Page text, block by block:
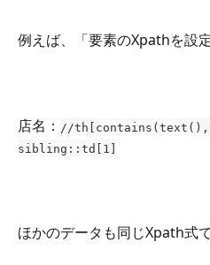
例えば、「要素のXpathを設
店名： //
sibling::td[1]
ほかのデータも同じXpath式